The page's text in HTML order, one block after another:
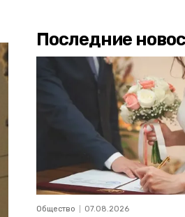
Последние
Общество 07.08.2026